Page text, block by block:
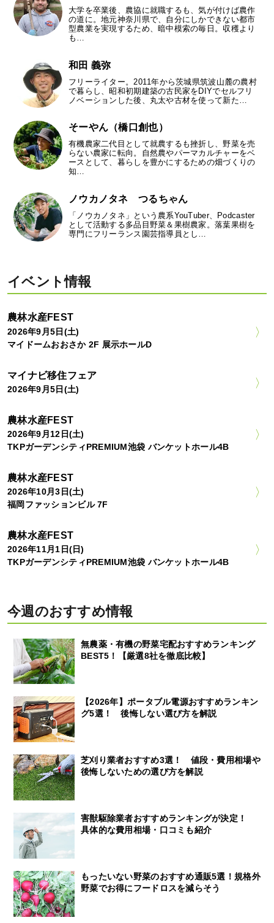
大学を卒業後、農協に就職するも、気が付けば農作
の道に。地元神奈川県で、自分にしかできない都市
型農業を実現するため、暗中模索の毎日。収穫より
も…
和田 義弥
フリーライター。2011年から茨城県筑波山麓の農村
で暮らし、昭和初期建築の古民家をDIYでセルフリ
ノベーションした後、丸太や古材を使って新た…
そーやん（橋口創也）
有機農家二代目として就農するも挫折し、野菜を売
らない農家に転向。自然農やパーマカルチャーをベ
ースとして、暮らしを豊かにするための畑づくりの
知…
ノウカノタネ つるちゃん
「ノウカノタネ」という農系YouTuber、Podcaster
として活動する多品目野菜＆果樹農家。落葉果樹を
専門にフリーランス園芸指導員とし…
イベント情報
農林水産FEST
2026年9月5日(土)
マイドームおおさか 2F 展示ホールD
マイナビ移住フェア
2026年9月5日(土)
農林水産FEST
2026年9月12日(土)
TKPガーデンシティPREMIUM池袋 バンケットホール4B
農林水産FEST
2026年10月3日(土)
福岡ファッションビル 7F
農林水産FEST
2026年11月1日(日)
TKPガーデンシティPREMIUM池袋 バンケットホール4B
今週のおすすめ情報
無農薬・有機の野菜宅配おすすめランキング
BEST5！【厳選8社を徹底比較】
【2026年】ポータブル電源おすすめランキン
グ5選！ 後悔しない選び方を解説
芝刈り業者おすすめ3選！ 値段・費用相場や
後悔しないための選び方を解説
害獣駆除業者おすすめランキングが決定！
具体的な費用相場・口コミも紹介
もったいない野菜のおすすめ通販5選！規格外
野菜でお得にフードロスを減らそう